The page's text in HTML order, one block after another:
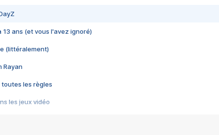
13 ans (et vous l'avez ignoré)
(littéralement)
Rayan
toutes les règles
les jeux vidéo